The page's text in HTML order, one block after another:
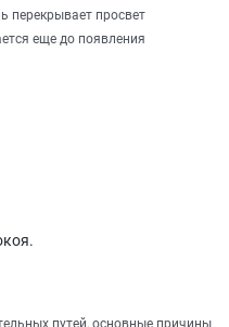
перекрывает просвет
еще до появления
путей, основные причины